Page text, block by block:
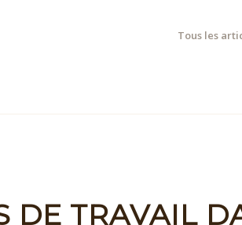
Tous les
DE TRAVAIL